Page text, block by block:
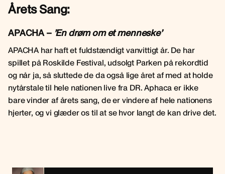
Årets Sang:
APACHA – ’En drøm om et menneske’
APACHA har haft et fuldstændigt vanvittigt år. De har
spillet på Roskilde Festival, udsolgt Parken på rekordtid
og når ja, så sluttede de da også lige året af med at holde
nytårstale til hele nationen live fra DR. Aphaca er ikke
bare vinder af årets sang, de er vindere af hele nationens
hjerter, og vi glæder os til at se hvor langt de kan drive det.